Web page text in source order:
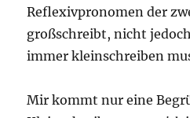
Reflexivpronomen der
großschreibt, nicht
immer kleinschreiben
Mir kommt nur eine